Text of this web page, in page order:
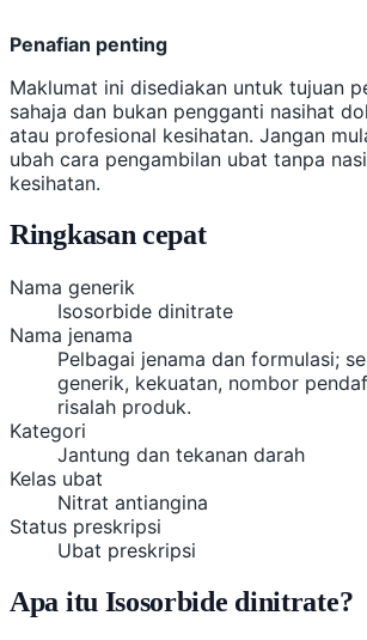
Penafian penting
Maklumat ini disediakan untuk tujuan
sahaja dan bukan pengganti nasihat
atau profesional kesihatan. Jangan
ubah cara pengambilan ubat tanpa
kesihatan.
Ringkasan cepat
Nama generik
Isosorbide dinitrate
Nama jenama
Pelbagai jenama dan formulasi;
generik, kekuatan, nombor
risalah produk.
Kategori
Jantung dan tekanan darah
Kelas ubat
Nitrat antiangina
Status preskripsi
Ubat preskripsi
Apa itu Isosorbide dinitrate?